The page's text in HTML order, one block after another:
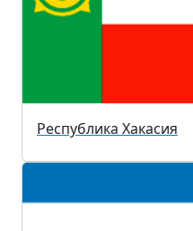
Республика Хакасия